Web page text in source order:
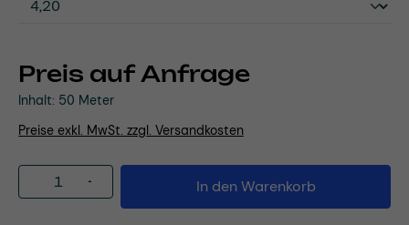
Preis auf Anfrage
Inhalt: 50 Meter
Preise exkl. MwSt. zzgl. Versandkosten
Produkt Anzahl: Gib den gewünschten
In den Warenkorb